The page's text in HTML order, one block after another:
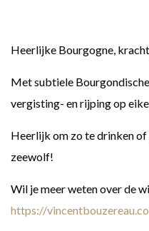
Heerlijke Bourgogne,
Met subtiele
vergisting- en rijping op
Heerlijk om zo te drinken
zeewolf!
Wil je meer weten over de
https://